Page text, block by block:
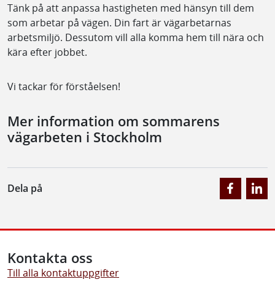
Tänk på att anpassa hastigheten med hänsyn till dem
som arbetar på vägen. Din fart är vägarbetarnas
arbetsmiljö. Dessutom vill alla komma hem till nära och
kära efter jobbet.
Vi tackar för förståelsen!
Mer information om sommarens
vägarbeten i Stockholm
Dela på
Kontakta oss
Till alla kontaktuppgifter